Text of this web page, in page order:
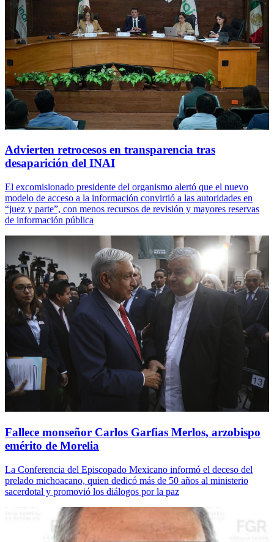
Advierten retrocesos en transparencia tras
desaparición del INAI
El excomisionado presidente del organismo alertó que el nuevo
modelo de acceso a la información convirtió a las autoridades en
“juez y parte”, con menos recursos de revisión y mayores reservas
de información pública
Fallece monseñor Carlos Garfias Merlos, arzobispo
emérito de Morelia
La Conferencia del Episcopado Mexicano informó el deceso del
prelado michoacano, quien dedicó más de 50 años al ministerio
sacerdotal y promovió los diálogos por la paz